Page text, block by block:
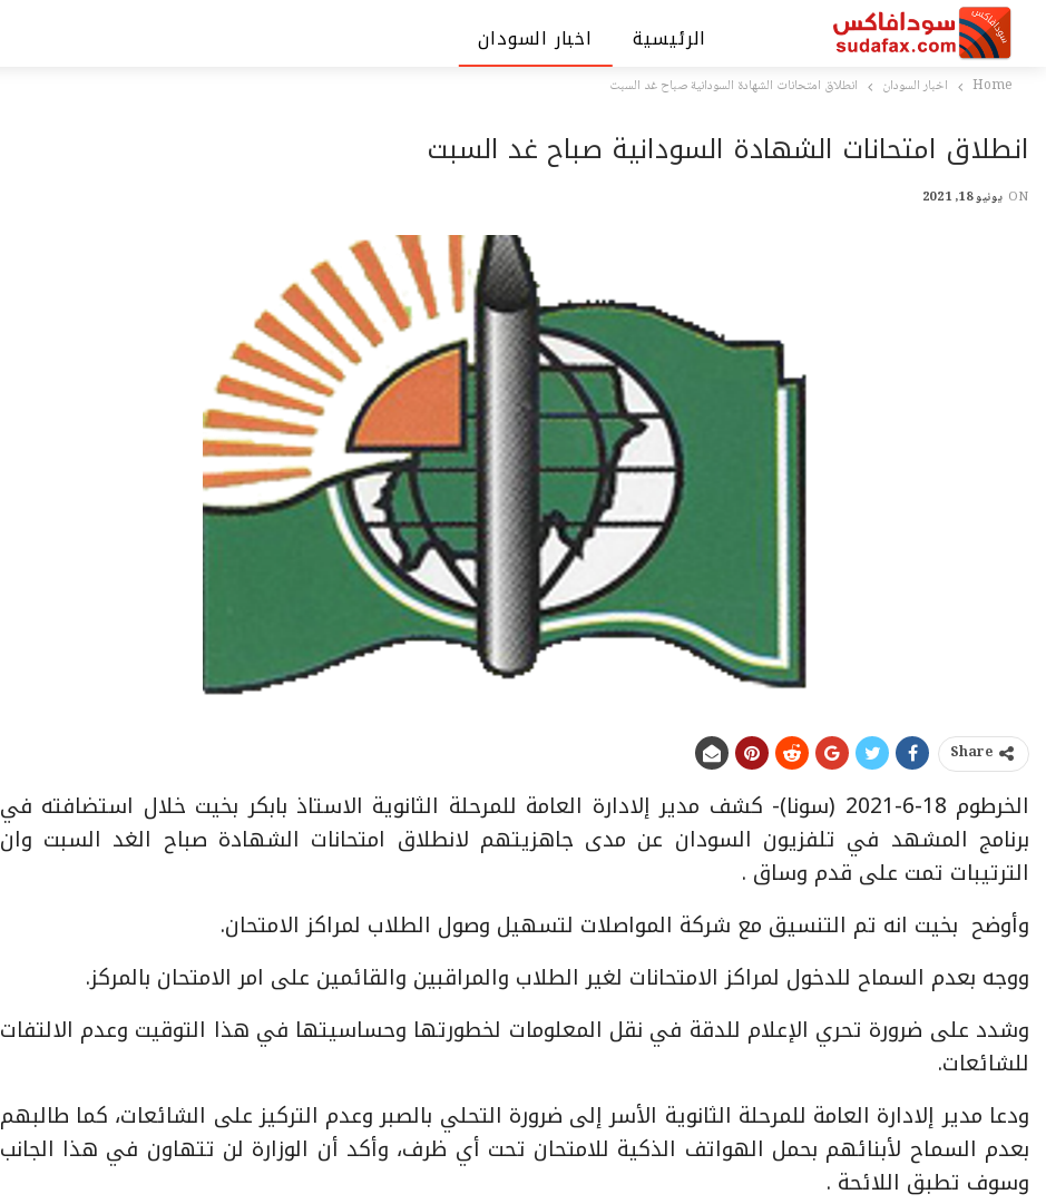
الرئيسية اخبار السودان
Home اخبار السودان انطلاق امتحانات الشهادة السودانية صباح غد السبت
انطلاق امتحانات الشهادة السودانية صباح غد السبت
ON يونيو 18, 2021
Share
الخرطوم 18-6-2021 (سونا)- كشف مدير إلادارة العامة للمرحلة الثانوية الاستاذ بابكر بخيت خلال استضافته في
برنامج المشهد في تلفزيون السودان عن مدى جاهزيتهم لانطلاق امتحانات الشهادة صباح الغد السبت وان
الترتيبات تمت على قدم وساق .
وأوضح بخيت انه تم التنسيق مع شركة المواصلات لتسهيل وصول الطلاب لمراكز الامتحان.
ووجه بعدم السماح للدخول لمراكز الامتحانات لغير الطلاب والمراقبين والقائمين على امر الامتحان بالمركز.
وشدد على ضرورة تحري الإعلام للدقة في نقل المعلومات لخطورتها وحساسيتها في هذا التوقيت وعدم الالتفات
للشائعات.
ودعا مدير إلادارة العامة للمرحلة الثانوية الأسر إلى ضرورة التحلي بالصبر وعدم التركيز على الشائعات، كما طالبهم
بعدم السماح لأبنائهم بحمل الهواتف الذكية للامتحان تحت أي ظرف، وأكد أن الوزارة لن تتهاون في هذا الجانب
وسوف تطبق اللائحة .